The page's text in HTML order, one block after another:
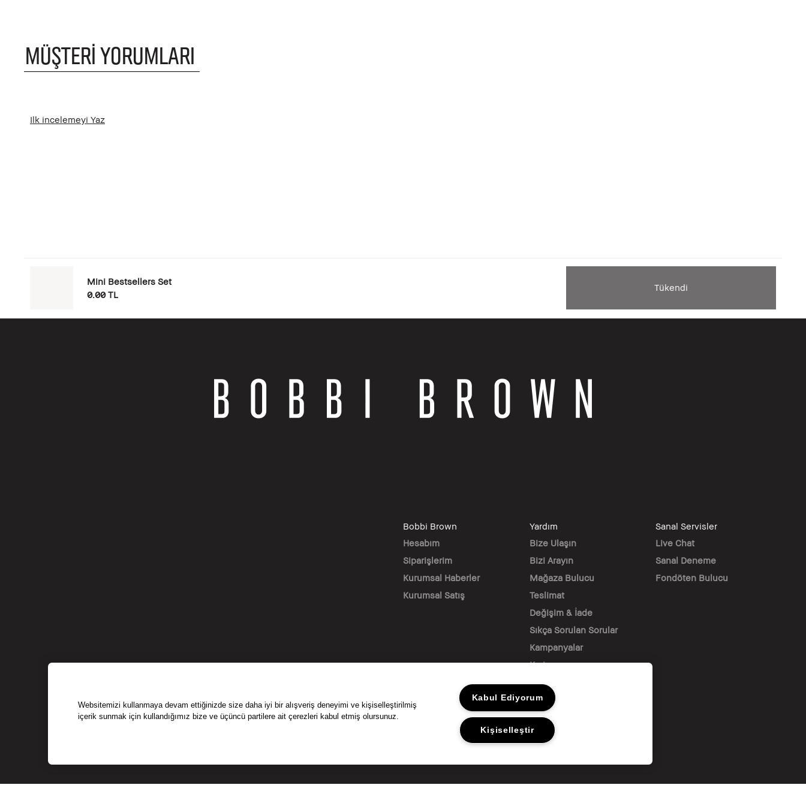
MÜŞTERI YORUMLARI
Ilk incelemeyi Yaz
Mini Bestsellers Set
0.00 TL
Tükendi
Bobbi Brown
Hesabım
Siparişlerim
Kurumsal Haberler
Kurumsal Satış
Yardım
Bize Ulaşın
Bizi Arayın
Mağaza Bulucu
Teslimat
Değişim & İade
Sıkça Sorulan Sorular
Kampanyalar
Kariyer
Sanal Servisler
Live Chat
Sanal Deneme
Fondöten Bulucu
BİZİ TAKİP EDİN
Websitemizi kullanmaya devam ettiğinizde size daha iyi bir alışveriş deneyimi ve kişiselleştirilmiş
içerik sunmak için kullandığımız bize ve üçüncü partilere ait çerezleri kabul etmiş olursunuz.
Kabul Ediyorum
Kişiselleştir